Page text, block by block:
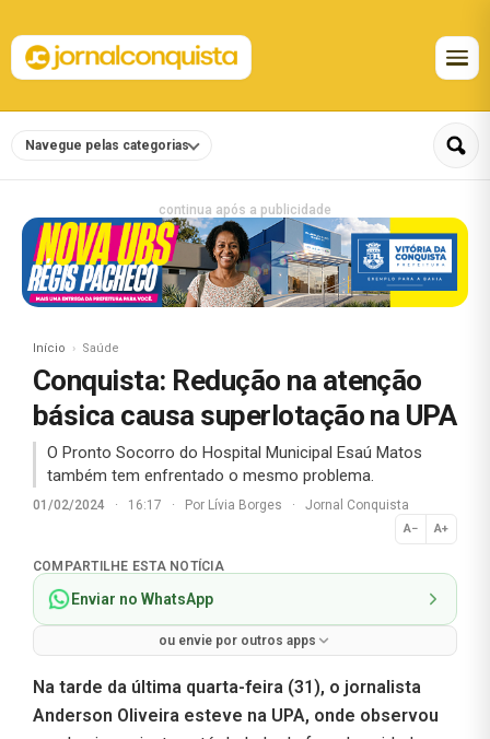
Navegue pelas categorias
continua após a publicidade
Início Saúde
Conquista: Redução na atenção
básica causa superlotação na UPA
O Pronto Socorro do Hospital Municipal Esaú Matos
também tem enfrentado o mesmo problema.
01/02/2024 · 16:17 · Por Lívia Borges · Jornal Conquista
A− A+
Normal
COMPARTILHE ESTA NOTÍCIA
Enviar no WhatsApp
ou envie por outros apps
Na tarde da última quarta-feira (31), o jornalista
Anderson Oliveira esteve na UPA, onde observou